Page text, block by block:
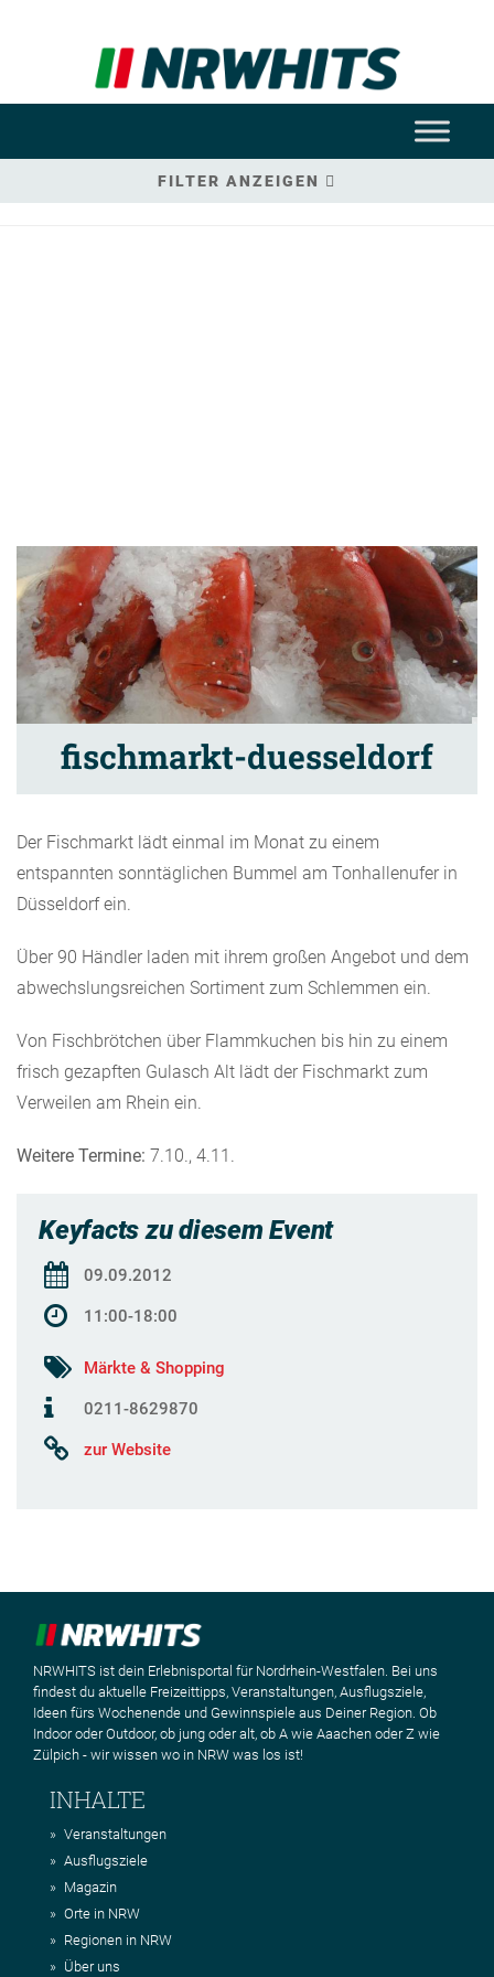
FILTER ANZEIGEN
fischmarkt-duesseldorf
Der Fischmarkt lädt einmal im Monat zu einem
entspannten sonntäglichen Bummel am Tonhallenufer in
Düsseldorf ein.
Über 90 Händler laden mit ihrem großen Angebot und dem
abwechslungsreichen Sortiment zum Schlemmen ein.
Von Fischbrötchen über Flammkuchen bis hin zu einem
frisch gezapften Gulasch Alt lädt der Fischmarkt zum
Verweilen am Rhein ein.
Weitere Termine: 7.10., 4.11.
Keyfacts zu diesem Event
09.09.2012
11:00-18:00
Märkte & Shopping
0211-8629870
zur Website
NRWHITS ist dein Erlebnisportal für Nordrhein-Westfalen. Bei uns
findest du aktuelle Freizeittipps, Veranstaltungen, Ausflugsziele,
Ideen fürs Wochenende und Gewinnspiele aus Deiner Region. Ob
Indoor oder Outdoor, ob jung oder alt, ob A wie Aaachen oder Z wie
Zülpich - wir wissen wo in NRW was los ist!
INHALTE
Veranstaltungen
Ausflugsziele
Magazin
Orte in NRW
Regionen in NRW
Über uns